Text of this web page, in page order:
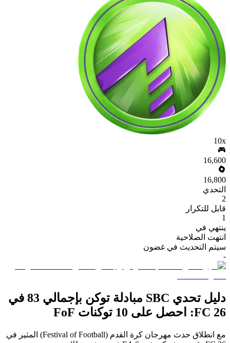
10x
16,600
16,800
التحدي
2
قابل للتكرار
1
ينتهي في
انتهت الصلاحية
سيتم التحديث في غضون
-
دليل تحدي SBC مبادلة توكن بإجمالي 83 في
FC 26: احصل على 10 توكنات FoF
مع انطلاق حدث مهرجان كرة القدم (Festival of Football) المثير في